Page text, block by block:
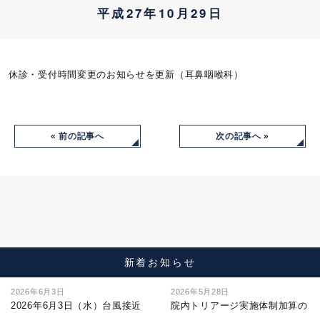
平成27年10月29日
休診・受付時間変更のお知らせを更新（耳鼻咽喉科）
« 前の記事へ 次の記事へ »
新着お知らせ
2026年6月3日
2026年6月3日（水）台風接近
2026年5月28日
院内トリアージ実施体制加算の